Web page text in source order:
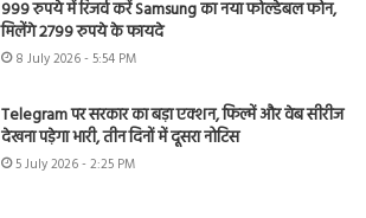
999 रुपये में रिजर्व करें Samsung का नया फोल्डेबल फोन,
मिलेंगे 2799 रुपये के फायदे
8 July 2026 - 5:54 PM
Telegram पर सरकार का बड़ा एक्शन, फिल्में और वेब सीरीज
देखना पड़ेगा भारी, तीन दिनों में दूसरा नोटिस
5 July 2026 - 2:25 PM